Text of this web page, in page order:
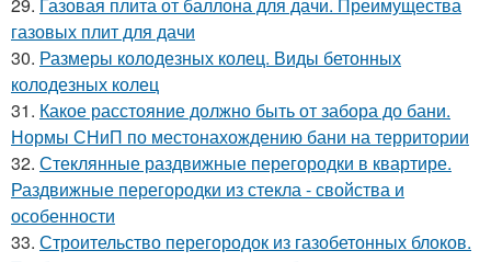
29. Газовая плита от баллона для дачи. Преимущества
газовых плит для дачи
30. Размеры колодезных колец. Виды бетонных
колодезных колец
31. Какое расстояние должно быть от забора до бани.
Нормы СНиП по местонахождению бани на территории
32. Стеклянные раздвижные перегородки в квартире.
Раздвижные перегородки из стекла - свойства и
особенности
33. Строительство перегородок из газобетонных блоков.